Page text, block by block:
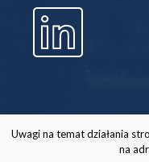
Uwagi na temat działania
na